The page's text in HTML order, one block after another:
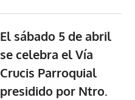
El sábado 5 de abril
se celebra el Vía
Crucis Parroquial
presidido por Ntro.